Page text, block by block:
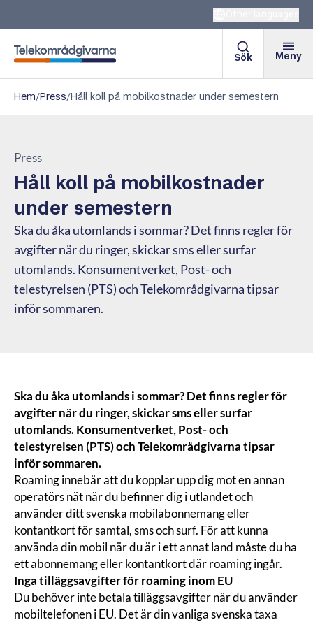
Telekområdgivarna
Sök Meny
Hem/Press/​Håll koll på mobilkostnader under semestern
Press
​Håll koll på mobilkostnader
under semestern
Ska du åka utomlands i sommar? Det finns regler för
avgifter när du ringer, skickar sms eller surfar
utomlands. Konsumentverket, Post- och
telestyrelsen (PTS) och Telekområdgivarna tipsar
inför sommaren.
Ska du åka utomlands i sommar? Det finns regler för
avgifter när du ringer, skickar sms eller surfar
utomlands. Konsumentverket, Post- och
telestyrelsen (PTS) och Telekområdgivarna tipsar
inför sommaren.
Roaming innebär att du kopplar upp dig mot en annan
operatörs nät när du befinner dig i utlandet och
använder ditt svenska mobilabonnemang eller
kontantkort för samtal, sms och surf. För att kunna
använda din mobil när du är i ett annat land måste du ha
ett abonnemang eller kontantkort där roaming ingår.
Inga tilläggsavgifter för roaming inom EU
Du behöver inte betala tilläggsavgifter när du använder
mobiltelefonen i EU. Det är din vanliga svenska taxa